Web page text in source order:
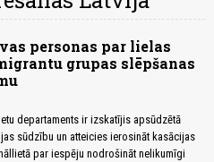
personas par lielas
grupas slēpšanas
departaments ir izskatījis apsūdzētā
sūdzību un atteicies ierosināt kasācijas
par iespēju nodrošināt nelikumīgi